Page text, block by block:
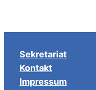
Sekretariat
Kontakt
Impressum